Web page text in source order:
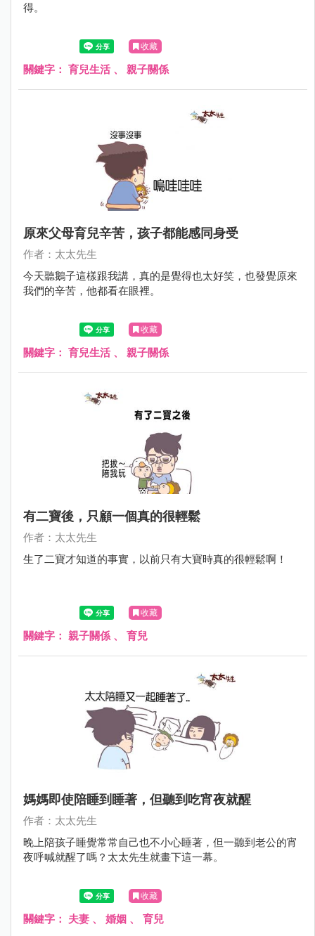
得。
收藏
關鍵字： 育兒生活、 親子關係
原來父母育兒辛苦，孩子都能感同身受
作者：太太先生
今天聽鵝子這樣跟我講，真的是覺得也太好笑，也發覺原來
我們的辛苦，他都看在眼裡。
收藏
關鍵字： 育兒生活、 親子關係
有二寶後，只顧一個真的很輕鬆
作者：太太先生
生了二寶才知道的事實，以前只有大寶時真的很輕鬆啊！
收藏
關鍵字： 親子關係 、 育兒
媽媽即使陪睡到睡著，但聽到吃宵夜就醒
作者：太太先生
晚上陪孩子睡覺常常自己也不小心睡著，但一聽到老公的宵
夜呼喊就醒了嗎？太太先生就畫下這一幕。
收藏
關鍵字： 夫妻 、 婚姻 、 育兒